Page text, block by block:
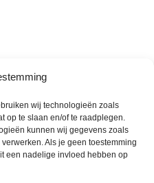
wij technologieën zoals
op te slaan en/of te raadplegen.
kunnen wij gegevens zoals
Als je geen toestemming
een nadelige invloed hebben op